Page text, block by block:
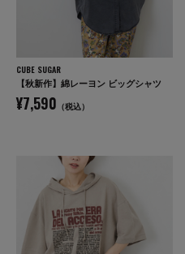
CUBE SUGAR
【秋新作】綿レーヨン ビッグシャツ
¥7,590 （税込）